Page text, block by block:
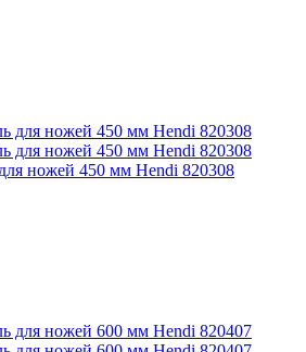
ножей 450 мм Hendi 820308